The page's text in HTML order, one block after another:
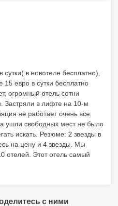
не работает очень все
ушли свободных мест не было
искать. Резюме: 2 звезды в
на цену и 4 звезды. Мы
с ними
Hotel 4****
города Афины, в 6 минут на
210 6989000. Адрес: г. Афины,